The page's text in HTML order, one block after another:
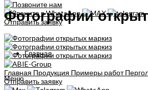
Отправить заявку
Главная
Меню
Фотографии
Главная Продукция Примеры работ
Отправить заявку